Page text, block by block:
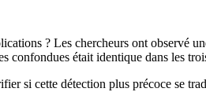
? Les chercheurs ont observé
confondues était identique dans les
si cette détection plus précoce se